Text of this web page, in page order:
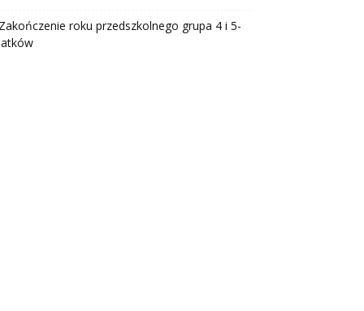
Zakończenie roku przedszkolnego grupa 4 i 5-